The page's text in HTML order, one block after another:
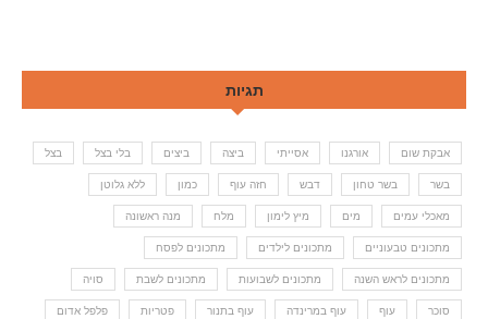
תגיות
אבקת שום אורגנו אסייתי ביצה ביצים בלי בצל בצל
בשר בשר טחון דבש חזה עוף כמון ללא גלוטן
מאכלי עמים מים מיץ לימון מלח מנה ראשונה
מתכונים טבעוניים מתכונים לילדים מתכונים לפסח
מתכונים לראש השנה מתכונים לשבועות מתכונים לשבת סויה
סוכר עוף עוף במרינדה עוף בתנור פטריות פלפל אדום